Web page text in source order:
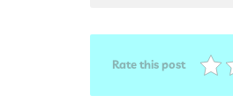
Rate this post